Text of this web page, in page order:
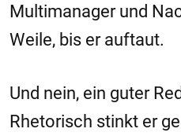
Multimanager und
Weile, bis er auftaut.
Und nein, ein guter
Rhetorisch stinkt er